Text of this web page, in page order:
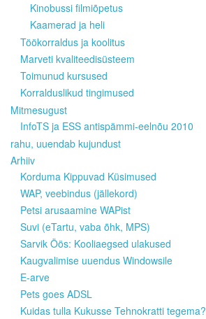
Kinobussi filmiõpetus
Kaamerad ja heli
Töökorraldus ja koolitus
Marveti kvaliteedisüsteem
Toimunud kursused
Korralduslikud tingimused
Mitmesugust
InfoTS ja ESS antispämmi-eelnõu 2010
rahu, uuendab kujundust
Arhiiv
Korduma Kippuvad Küsimused
WAP, veebindus (jällekord)
Petsi arusaamine WAPist
Suvi (eTartu, vaba õhk, MPS)
Sarvik Öös: Kooliaegsed ulakused
Kaugvalimise uuendus Windowsile
E-arve
Pets goes ADSL
Kuidas tulla Kukusse Tehnokratti tegema?